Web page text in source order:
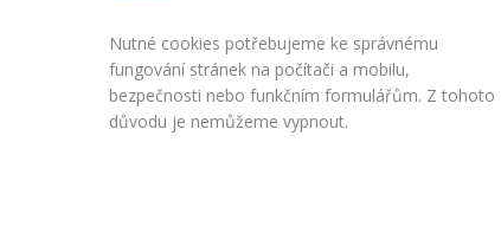
Copyright © 2009 - 2024 -
Nutné cookies potřebujeme ke správnému
fungování stránek na počítači a mobilu,
bezpečnosti nebo funkčním formulářům. Z tohoto
důvodu je nemůžeme vypnout.